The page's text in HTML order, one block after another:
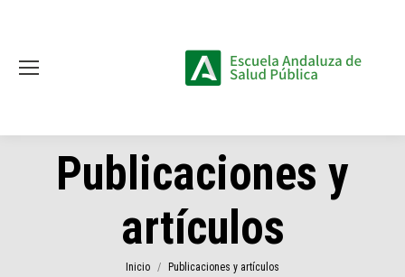
Publicaciones y
artículos
Estás aquí:
Inicio Publicaciones y artículos